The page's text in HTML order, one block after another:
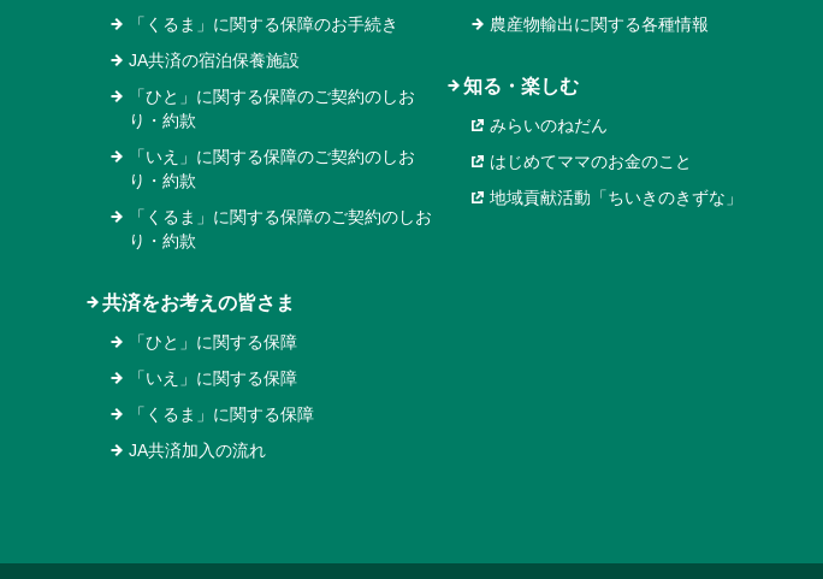
「くるま」に関する保障のお手続き
JA共済の宿泊保養施設
「ひと」に関する保障のご契約のしお
り・約款
「いえ」に関する保障のご契約のしお
り・約款
「くるま」に関する保障のご契約のしお
り・約款
共済をお考えの皆さま
「ひと」に関する保障
「いえ」に関する保障
「くるま」に関する保障
JA共済加入の流れ
農産物輸出に関する各種情報
知る・楽しむ
みらいのねだん
はじめてママのお金のこと
地域貢献活動「ちいきのきずな」